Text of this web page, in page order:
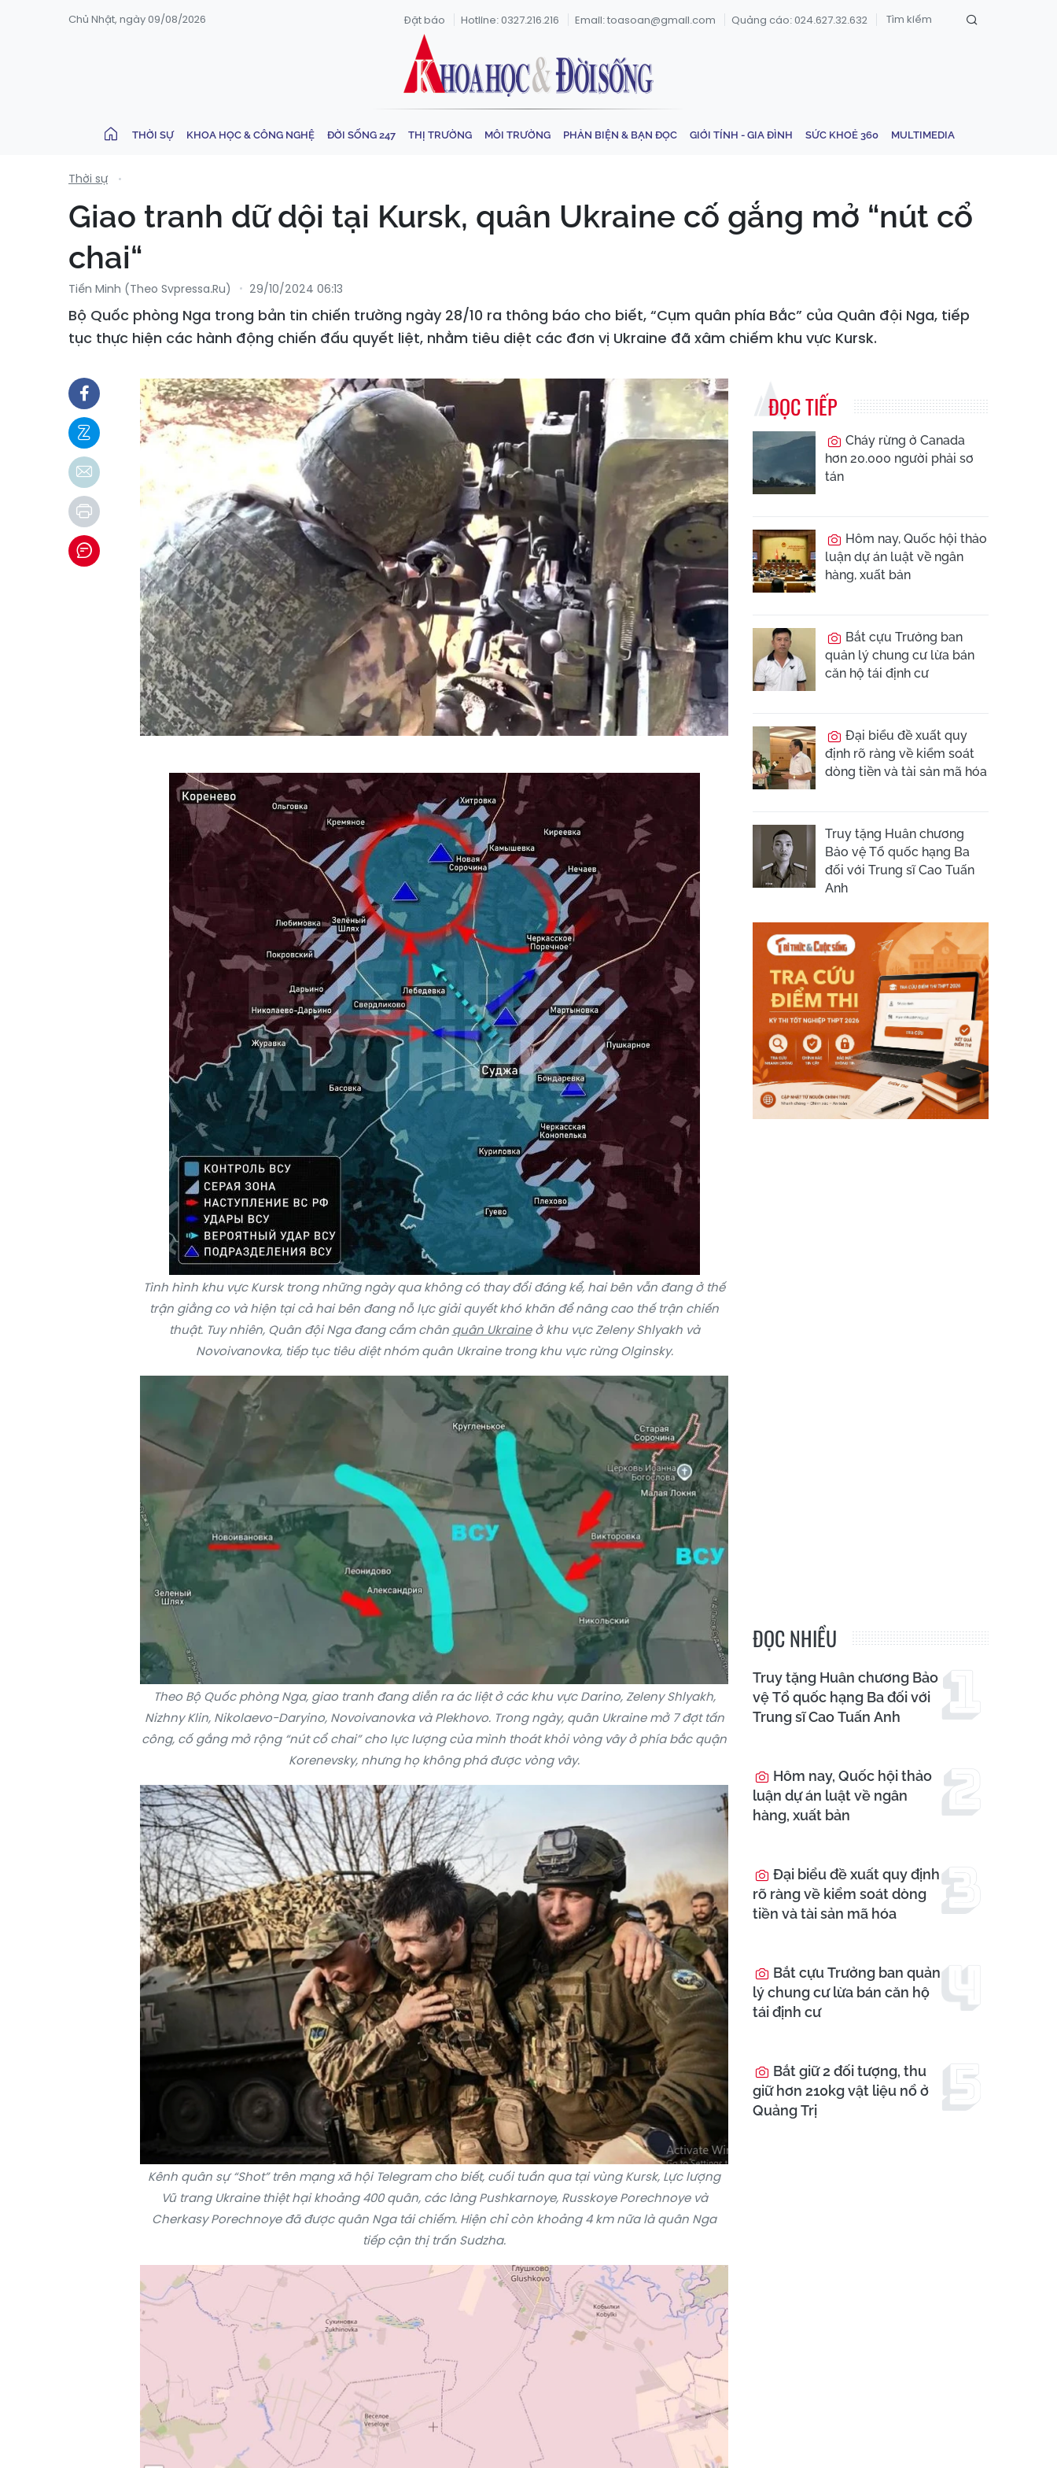
Chủ Nhật, ngày 09/08/2026 Đặt báo Hotline: 0327.216.216 Email: toasoan@gmail.com Quảng cáo: 024.627.32.632
THỜI SỰ KHOA HỌC & CÔNG NGHỆ ĐỜI SỐNG 247 THỊ TRƯỜNG MÔI TRƯỜNG PHẢN BIỆN & BẠN ĐỌC GIỚI TÍNH - GIA ĐÌNH SỨC KHOẺ 360 MULTIMEDIA
Thời sự
Giao tranh dữ dội tại Kursk, quân Ukraine cố gắng mở “nút cổ
chai“
Tiến Minh (Theo Svpressa.ru) 29/10/2024 06:13
Bộ Quốc phòng Nga trong bản tin chiến trường ngày 28/10 ra thông báo cho biết, “Cụm quân phía Bắc” của Quân đội Nga, tiếp
tục thực hiện các hành động chiến đấu quyết liệt, nhằm tiêu diệt các đơn vị Ukraine đã xâm chiếm khu vực Kursk.
Tình hình khu vực Kursk trong những ngày qua không có thay đổi đáng kể, hai bên vẫn đang ở thế
trận giằng co và hiện tại cả hai bên đang nỗ lực giải quyết khó khăn để nâng cao thế trận chiến
thuật. Tuy nhiên, Quân đội Ngađang cầm chân quân Ukraineở khu vực Zeleny Shlyakh và
Novoivanovka, tiếp tục tiêu diệt nhóm quân Ukraine trong khu vực rừng Olginsky.
Theo Bộ Quốc phòng Nga, giao tranh đang diễn ra ác liệt ở các khu vực Darino, Zeleny Shlyakh,
Nizhny Klin, Nikolaevo-Daryino, Novoivanovka và Plekhovo. Trong ngày, quân Ukraine mở 7 đợt tấn
công, cố gắng mở rộng “nút cổ chai” cho lực lượng của mình thoát khỏi vòng vây ở phía bắc quận
Korenevsky, nhưng họ không phá được vòng vây.
Kênh quân sự “Shot” trên mạng xã hội Telegram cho biết, cuối tuần qua tại vùng Kursk, Lực lượng
Vũ trang Ukraine thiệt hại khoảng 400 quân, các làng Pushkarnoye, Russkoye Porechnoye và
Cherkasy Porechnoye đã được quân Nga tái chiếm. Hiện chỉ còn khoảng 4 km nữa là quân Nga
tiếp cận thị trấn Sudzha.
ĐỌC TIẾP
Cháy rừng ở Canada
hơn 20.000 người phải sơ
tán
Hôm nay, Quốc hội thảo
luận dự án luật về ngân
hàng, xuất bản
Bắt cựu Trưởng ban
quản lý chung cư lừa bán
căn hộ tái định cư
Đại biểu đề xuất quy
định rõ ràng về kiểm soát
dòng tiền và tài sản mã hóa
Truy tặng Huân chương
Bảo vệ Tổ quốc hạng Ba
đối với Trung sĩ Cao Tuấn
Anh
ĐỌC NHIỀU
Truy tặng Huân chương Bảo
vệ Tổ quốc hạng Ba đối với
Trung sĩ Cao Tuấn Anh
Hôm nay, Quốc hội thảo
luận dự án luật về ngân
hàng, xuất bản
Đại biểu đề xuất quy định
rõ ràng về kiểm soát dòng
tiền và tài sản mã hóa
Bắt cựu Trưởng ban quản
lý chung cư lừa bán căn hộ
tái định cư
Bắt giữ 2 đối tượng, thu
giữ hơn 210kg vật liệu nổ ở
Quảng Trị